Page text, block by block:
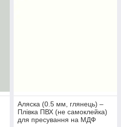
Аляска (0.5 мм, глянець) ‒
Плівка ПВХ (не самоклейка)
для пресування на МДФ